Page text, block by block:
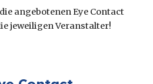
angebotenen Eye Contact
jeweiligen Veranstalter!